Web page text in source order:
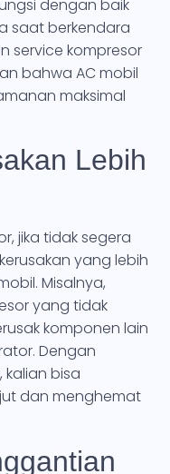
dengan baik
saat berkendara
service kompresor
bahwa AC mobil
maksimal
Lebih
jika tidak segera
yang lebih
Misalnya,
yang tidak
komponen lain
Dengan
kalian bisa
dan menghemat